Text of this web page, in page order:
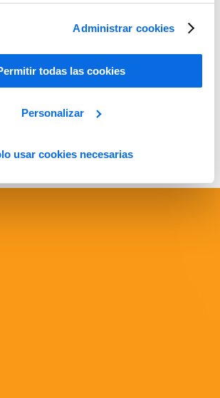
Administrar cookies
todas las cookies
Personalizar
usar cookies necesarias